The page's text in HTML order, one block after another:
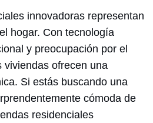
innovadoras representan
hogar. Con tecnología
y preocupación por el
viviendas ofrecen una
Si estás buscando una
cómoda de
residenciales